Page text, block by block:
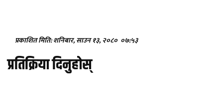
प्रकाशित मिति: शनिबार, साउन १३, २०८० ०७:५३
प्रतिक्रिया दिनुहोस्